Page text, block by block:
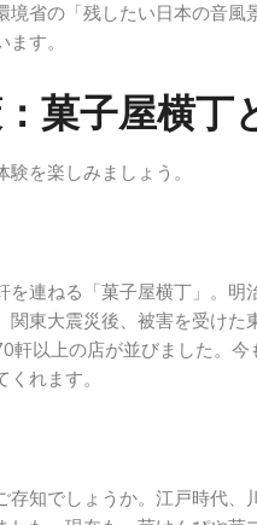
省の「残したい日本の音風
す。
菓子屋横丁
を楽しみましょう。
連ねる「菓子屋横丁」。明
東大震災後、被害を受けた
以上の店が並びました。今
れます。
存知でしょうか。江戸時代、